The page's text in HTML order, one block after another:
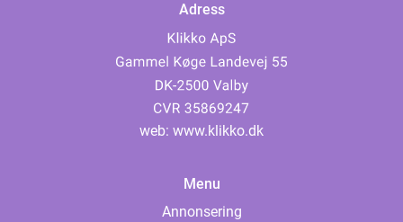
Adress
web: www.klikko.dk
Menu
Annonsering